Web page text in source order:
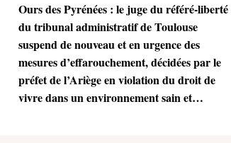
Ours des Pyrénées : le juge du référé-liberté
du tribunal administratif de Toulouse
suspend de nouveau et en urgence des
mesures d’effarouchement, décidées par le
préfet de l’Ariège en violation du droit de
vivre dans un environnement sain et